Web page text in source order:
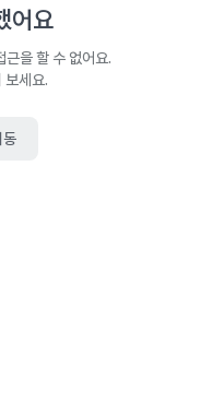
어요
근을 할 수 없어요.
보세요.
동